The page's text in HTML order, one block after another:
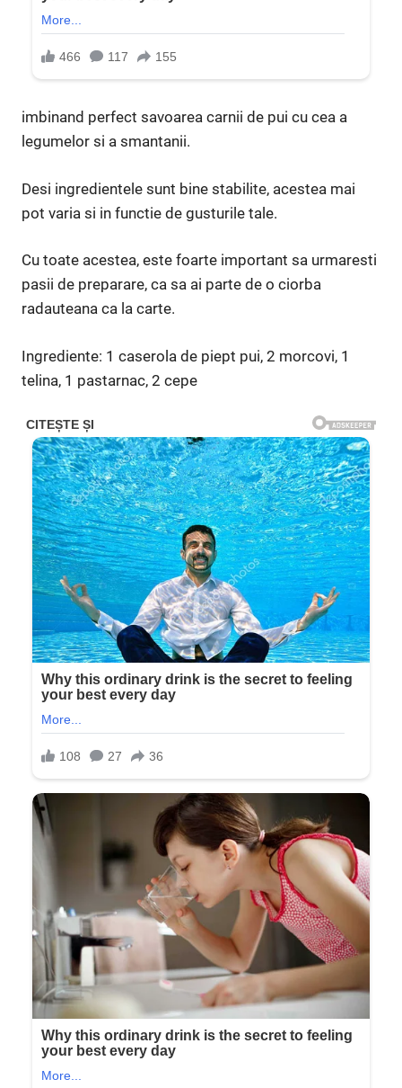
imbinand perfect savoarea carnii de pui cu cea a
legumelor si a smantanii.
Desi ingredientele sunt bine stabilite, acestea mai
pot varia si in functie de gusturile tale.
Cu toate acestea, este foarte important sa urmaresti
pasii de preparare, ca sa ai parte de o ciorba
radauteana ca la carte.
Ingrediente: 1 caserola de piept pui, 2 morcovi, 1
telina, 1 pastarnac, 2 cepe